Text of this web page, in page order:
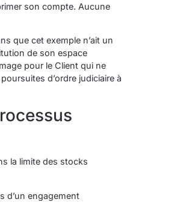
son compte. Aucune
que cet exemple n’ait un
de son espace
pour le Client qui ne
d’ordre judiciaire à
la limite des stocks
d’un engagement